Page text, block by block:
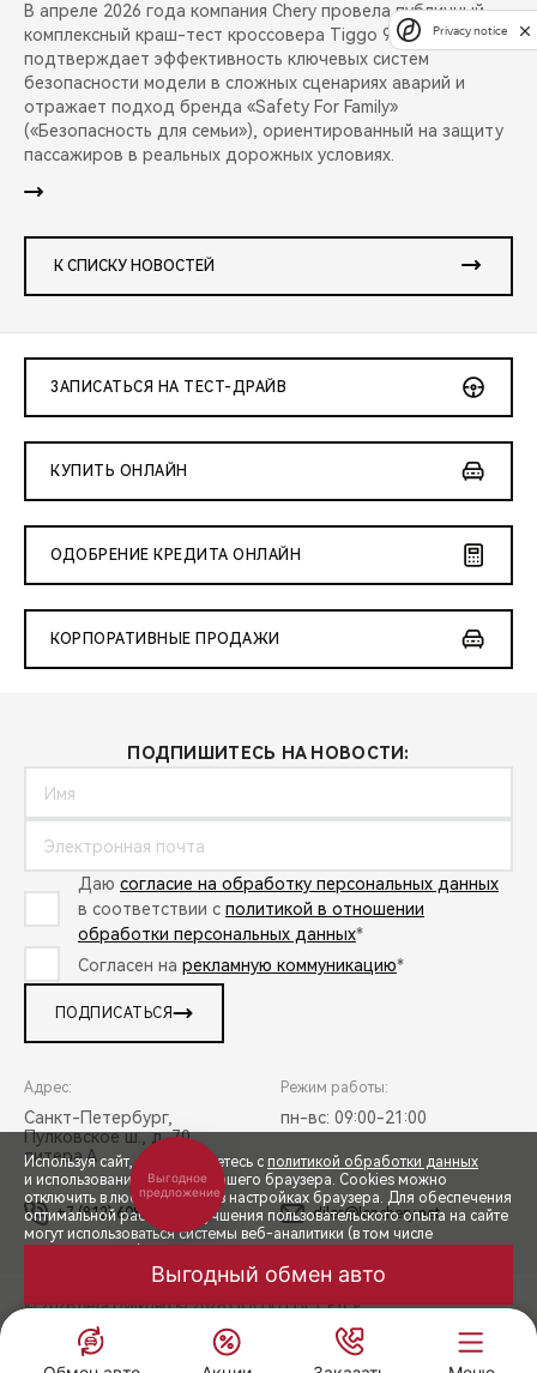
СПЕЦПРЕДЛОЖЕНИЯ
ЗАПИСЬ НА ТЕСТ-ДРАЙВ
РАСЧЕТ КРЕДИТА
В апреле 2026 года компания Chery провела публичный
комплексный краш-тест кроссовера Tiggo 9. Испытание
подтверждает эффективность ключевых систем
безопасности модели в сложных сценариях аварий и
отражает подход бренда «Safety For Family»
(«Безопасность для семьи»), ориентированный на защиту
пассажиров в реальных дорожных условиях.
К СПИСКУ НОВОСТЕЙ
ЗАПИСАТЬСЯ НА ТЕСТ-ДРАЙВ
КУПИТЬ ОНЛАЙН
ОДОБРЕНИЕ КРЕДИТА ОНЛАЙН
КОРПОРАТИВНЫЕ ПРОДАЖИ
ПОДПИШИТЕСЬ НА НОВОСТИ:
Даю согласие на обработку персональных данных
в соответствии с политикой в отношении
обработки персональных данных*
Согласен на рекламную коммуникацию*
ПОДПИСАТЬСЯ
Адрес:
Санкт-Петербург,
Пулковское ш., д. 70,
литера А
Режим работы:
пн-вс: 09:00-21:00
+7 (812) 608-50-58 diler@lenchery.net
© 2026 Бета Пулково © 2026 ООО «ТЕНЕТ РУС»
ПРАВОВАЯ ИНФОРМАЦИЯ КОНТАКТЫ КЛИЕНТСКАЯ ПОДДЕРЖКА
Сделано в ПЕРКС
Используя сайт, вы соглашаетесь с политикой обработки данных
и использованием cookies вашего браузера. Cookies можно
отключить в любой момент в настройках браузера. Для обеспечения
оптимальной работы и улучшения пользовательского опыта на сайте
могут использоваться системы веб-аналитики (в том числе
с применением указанных технологий и размещением cookie-
ПРИНЯТЬ
Выгодное
предложение
Выгодный обмен авто
Privacy notice